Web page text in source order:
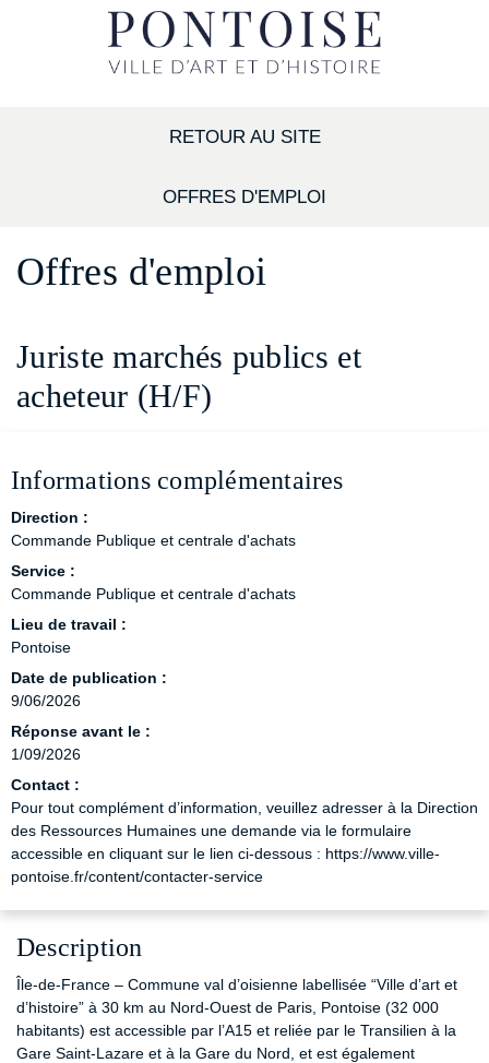
RETOUR AU SITE
OFFRES D'EMPLOI
Offres d'emploi
Juriste marchés publics et
acheteur (H/F)
Informations complémentaires
Direction :
Commande Publique et centrale d'achats
Service :
Commande Publique et centrale d'achats
Lieu de travail :
Pontoise
Date de publication :
9/06/2026
Réponse avant le :
1/09/2026
Contact :
Pour tout complément d’information, veuillez adresser à la Direction
des Ressources Humaines une demande via le formulaire
accessible en cliquant sur le lien ci-dessous : https://www.ville-
pontoise.fr/content/contacter-service
Description
Île-de-France – Commune val d’oisienne labellisée “Ville d’art et
d’histoire” à 30 km au Nord-Ouest de Paris, Pontoise (32 000
habitants) est accessible par l’A15 et reliée par le Transilien à la
Gare Saint-Lazare et à la Gare du Nord, et est également